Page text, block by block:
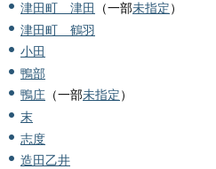
津田町 津田
（一部未指定）
津田町 鶴羽
小田
鴨部
鴨庄 （一部未指定）
末
志度
造田乙井